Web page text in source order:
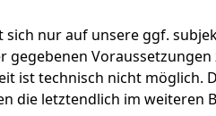
nur auf unsere ggf.
ist technisch nicht
die letztendlich im weiteren